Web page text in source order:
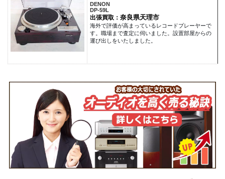
DENON
DP-59L
出張買取： 奈良県天理市
海外で評価が高まっているレコードプレーヤーで
す。職場まで査定に伺いました。設置部屋からの
運び出しをいたしました。